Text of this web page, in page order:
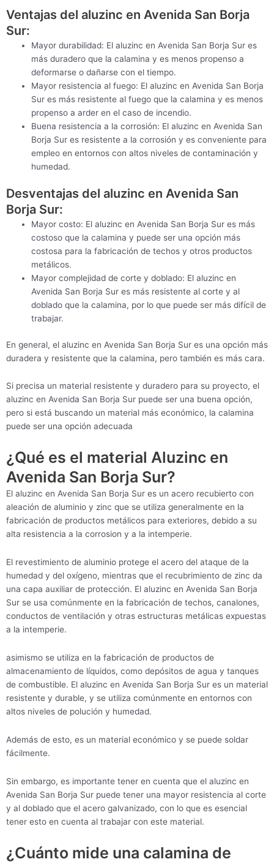
Ventajas del aluzinc en Avenida San Borja
Sur:
Mayor durabilidad: El aluzinc en Avenida San Borja Sur es
más duradero que la calamina y es menos propenso a
deformarse o dañarse con el tiempo.
Mayor resistencia al fuego: El aluzinc en Avenida San Borja
Sur es más resistente al fuego que la calamina y es menos
propenso a arder en el caso de incendio.
Buena resistencia a la corrosión: El aluzinc en Avenida San
Borja Sur es resistente a la corrosión y es conveniente para
empleo en entornos con altos niveles de contaminación y
humedad.
Desventajas del aluzinc en Avenida San
Borja Sur:
Mayor costo: El aluzinc en Avenida San Borja Sur es más
costoso que la calamina y puede ser una opción más
costosa para la fabricación de techos y otros productos
metálicos.
Mayor complejidad de corte y doblado: El aluzinc en
Avenida San Borja Sur es más resistente al corte y al
doblado que la calamina, por lo que puede ser más difícil de
trabajar.
En general, el aluzinc en Avenida San Borja Sur es una opción más
duradera y resistente que la calamina, pero también es más cara.
Si precisa un material resistente y duradero para su proyecto, el
aluzinc en Avenida San Borja Sur puede ser una buena opción,
pero si está buscando un material más económico, la calamina
puede ser una opción adecuada
¿Qué es el material Aluzinc en
Avenida San Borja Sur?
El aluzinc en Avenida San Borja Sur es un acero recubierto con
aleación de aluminio y zinc que se utiliza generalmente en la
fabricación de productos metálicos para exteriores, debido a su
alta resistencia a la corrosion y a la intemperie.
El revestimiento de aluminio protege el acero del ataque de la
humedad y del oxígeno, mientras que el recubrimiento de zinc da
una capa auxiliar de protección. El aluzinc en Avenida San Borja
Sur se usa comúnmente en la fabricación de techos, canalones,
conductos de ventilación y otras estructuras metálicas expuestas
a la intemperie.
asimismo se utiliza en la fabricación de productos de
almacenamiento de líquidos, como depósitos de agua y tanques
de combustible. El aluzinc en Avenida San Borja Sur es un material
resistente y durable, y se utiliza comúnmente en entornos con
altos niveles de polución y humedad.
Además de esto, es un material económico y se puede soldar
fácilmente.
Sin embargo, es importante tener en cuenta que el aluzinc en
Avenida San Borja Sur puede tener una mayor resistencia al corte
y al doblado que el acero galvanizado, con lo que es esencial
tener esto en cuenta al trabajar con este material.
¿Cuánto mide una calamina de